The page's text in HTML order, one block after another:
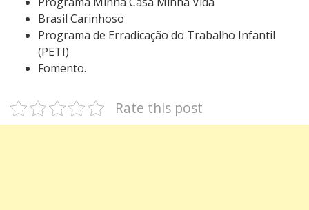
Brasil Carinhoso
Programa de Erradicação do Trabalho Infantil
(PETI)
Fomento.
Rate this post